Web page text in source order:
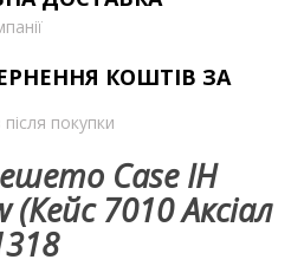
КОШТІВ ЗА
покупки
Case IH
(Кейс 7010 Аксіал